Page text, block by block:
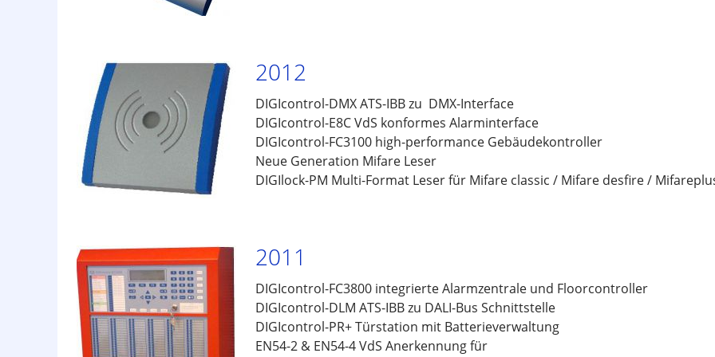
2012
DIGIcontrol-DMX ATS-IBB zu DMX-Interface
DIGIcontrol-E8C VdS konformes Alarminterface
DIGIcontrol-FC3100 high-performance Gebäudekontroller
Neue Generation Mifare Leser
DIGIlock-PM Multi-Format Leser für Mifare classic / Mifare desfire /
2011
DIGIcontrol-FC3800 integrierte Alarmzentrale und Floorcontroller
DIGIcontrol-DLM ATS-IBB zu DALI-Bus Schnittstelle
DIGIcontrol-PR+ Türstation mit Batterieverwaltung
EN54-2 & EN54-4 VdS Anerkennung für